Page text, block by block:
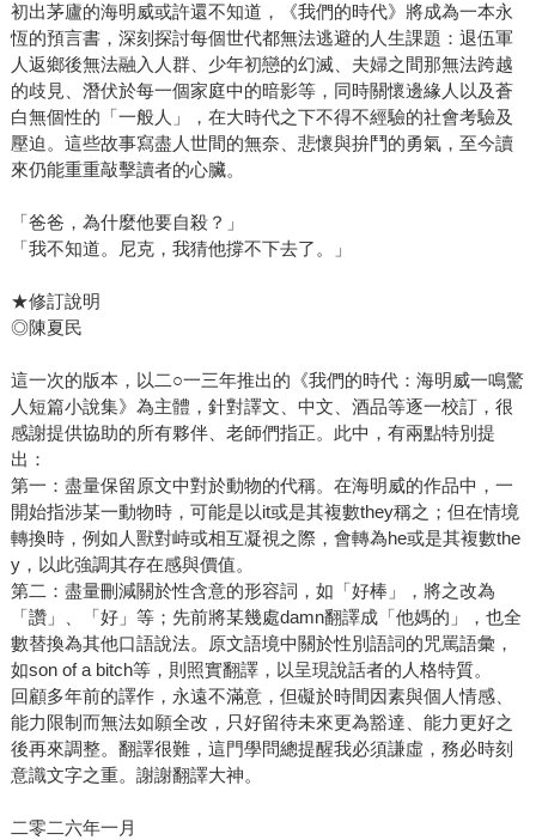
初出茅廬的海明威或許還不知道，《我們的時代》將成為一本永
恆的預言書，深刻探討每個世代都無法逃避的人生課題：退伍軍
人返鄉後無法融入人群、少年初戀的幻滅、夫婦之間那無法跨越
的歧見、潛伏於每一個家庭中的暗影等，同時關懷邊緣人以及蒼
白無個性的「一般人」，在大時代之下不得不經驗的社會考驗及
壓迫。這些故事寫盡人世間的無奈、悲懷與拚鬥的勇氣，至今讀
來仍能重重敲擊讀者的心臟。
「爸爸，為什麼他要自殺？」
「我不知道。尼克，我猜他撐不下去了。」
★修訂說明
◎陳夏民
這一次的版本，以二○一三年推出的《我們的時代：海明威一鳴驚
人短篇小說集》為主體，針對譯文、中文、酒品等逐一校訂，很
感謝提供協助的所有夥伴、老師們指正。此中，有兩點特別提
出：
第一：盡量保留原文中對於動物的代稱。在海明威的作品中，一
開始指涉某一動物時，可能是以it或是其複數they稱之；但在情境
轉換時，例如人獸對峙或相互凝視之際，會轉為he或是其複數the
y，以此強調其存在感與價值。
第二：盡量刪減關於性含意的形容詞，如「好棒」，將之改為
「讚」、「好」等；先前將某幾處damn翻譯成「他媽的」，也全
數替換為其他口語說法。原文語境中關於性別語詞的咒罵語彙，
如son of a bitch等，則照實翻譯，以呈現說話者的人格特質。
回顧多年前的譯作，永遠不滿意，但礙於時間因素與個人情感、
能力限制而無法如願全改，只好留待未來更為豁達、能力更好之
後再來調整。翻譯很難，這門學問總提醒我必須謙虛，務必時刻
意識文字之重。謝謝翻譯大神。
二零二六年一月